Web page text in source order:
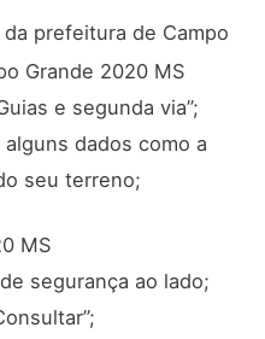
prefeitura de Campo
e segunda via”;
dados como a
seu terreno;
segurança ao lado;